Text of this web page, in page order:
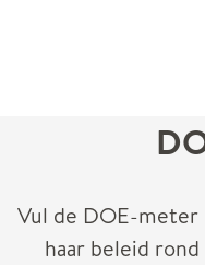
Vul de DOE-meter
haar beleid